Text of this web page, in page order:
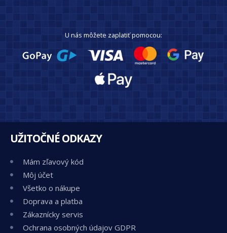
U nás môžete zaplatiť pomocou:
UŽITOČNÉ ODKAZY
Mám zľavový kód
Môj účet
Všetko o nákupe
Doprava a platba
Zákaznícky servis
Ochrana osobných údajov GDPR